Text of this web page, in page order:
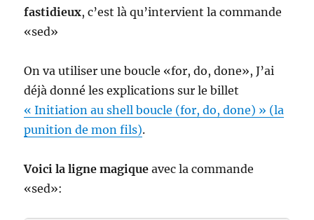
fastidieux, c’est là qu’intervient la commande
«sed»
On va utiliser une boucle «for, do, done», J’ai
déjà donné les explications sur le billet
« Initiation au shell boucle (for, do, done) » (la
punition de mon fils).
Voici la ligne magique avec la commande
«sed»: